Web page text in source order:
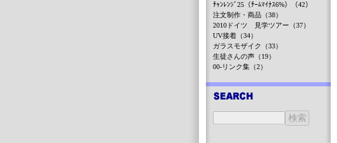
ﾁｬﾝﾚﾝｼﾞ25（ﾁｰﾑﾏｲﾅｽ6%）（42）
注文制作・商品（38）
2010ドイツ 見学ツアー（37）
UV接着（34）
ガラスモザイク（33）
生徒さんの声（19）
00-リンク集（2）